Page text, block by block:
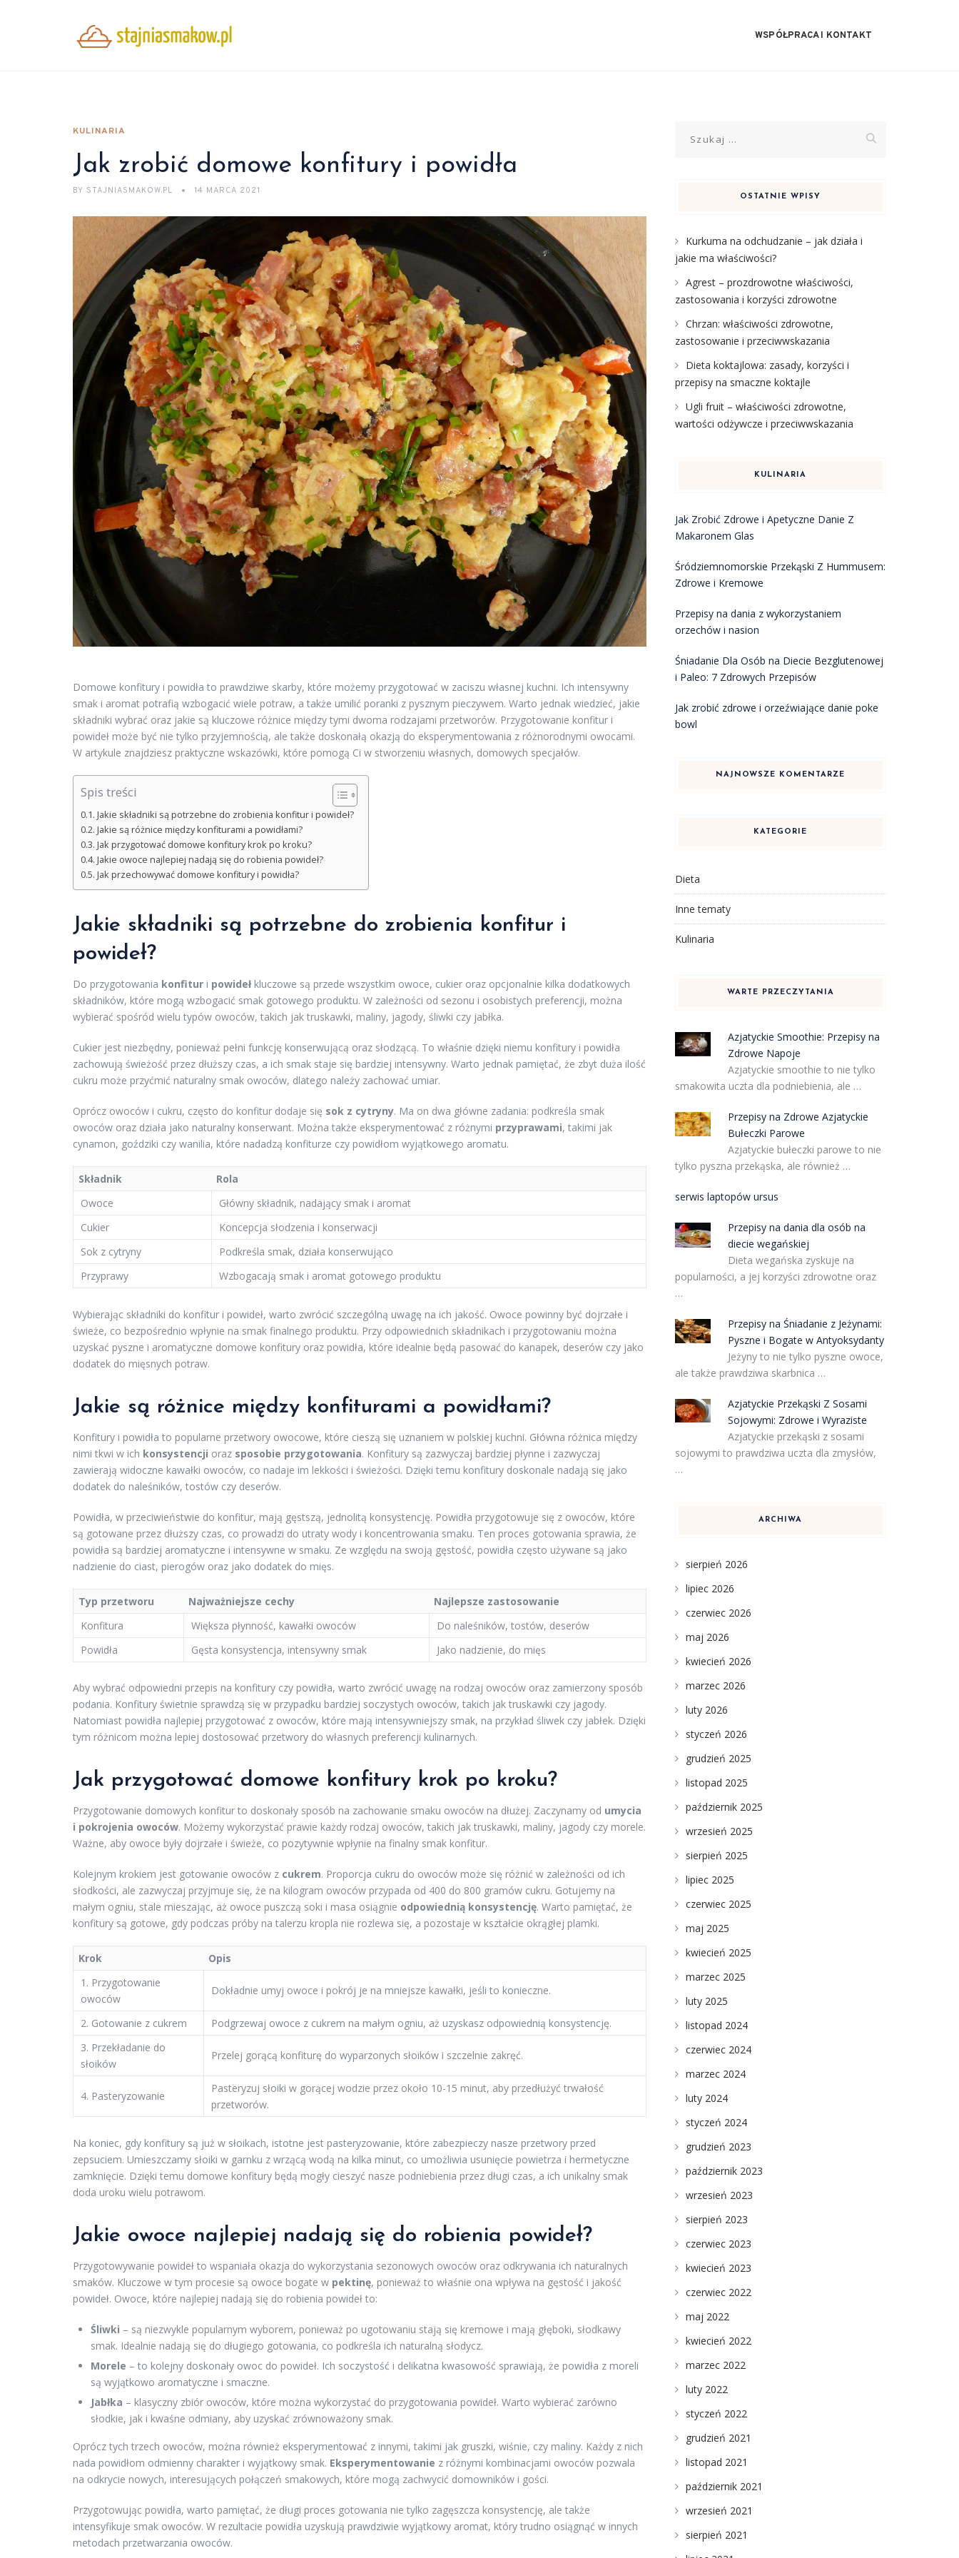
WSPÓŁPRACA I KONTAKT
KULINARIA
Jak zrobić domowe konfitury i powidła
BY STAJNIASMAKOW.PL 14 MARCA 2021
Domowe konfitury i powidła to prawdziwe skarby, które możemy przygotować w zaciszu własnej kuchni. Ich intensywny
smak i aromat potrafią wzbogacić wiele potraw, a także umilić poranki z pysznym pieczywem. Warto jednak wiedzieć, jakie
składniki wybrać oraz jakie są kluczowe różnice między tymi dwoma rodzajami przetworów. Przygotowanie konfitur i
powideł może być nie tylko przyjemnością, ale także doskonałą okazją do eksperymentowania z różnorodnymi owocami.
W artykule znajdziesz praktyczne wskazówki, które pomogą Ci w stworzeniu własnych, domowych specjałów.
Spis treści
Jakie składniki są potrzebne do zrobienia konfitur i powideł?
Jakie są różnice między konfiturami a powidłami?
Jak przygotować domowe konfitury krok po kroku?
Jakie owoce najlepiej nadają się do robienia powideł?
Jak przechowywać domowe konfitury i powidła?
Jakie składniki są potrzebne do zrobienia konfitur i
powideł?
Do przygotowania konfitur i powidełkluczowe są przede wszystkim owoce, cukier oraz opcjonalnie kilka dodatkowych
składników, które mogą wzbogacić smak gotowego produktu. W zależności od sezonu i osobistych preferencji, można
wybierać spośród wielu typów owoców, takich jak truskawki, maliny, jagody, śliwki czy jabłka.
Cukier jest niezbędny, ponieważ pełni funkcję konserwującą oraz słodzącą. To właśnie dzięki niemu konfitury i powidła
zachowują świeżość przez dłuższy czas, a ich smak staje się bardziej intensywny. Warto jednak pamiętać, że zbyt duża ilość
cukru może przyćmić naturalny smak owoców, dlatego należy zachować umiar.
Oprócz owoców i cukru, często do konfitur dodaje się sok z cytryny. Ma on dwa główne zadania: podkreśla smak
owoców oraz działa jako naturalny konserwant. Można także eksperymentować z różnymi przyprawami, takimi jak
cynamon, goździki czy wanilia, które nadadzą konfiturze czy powidłom wyjątkowego aromatu.
Składnik
Rola
Owoce
Główny składnik, nadający smak i aromat
Cukier
Koncepcja słodzenia i konserwacji
Sok z cytryny
Podkreśla smak, działa konserwująco
Przyprawy
Wzbogacają smak i aromat gotowego produktu
Wybierając składniki do konfitur i powideł, warto zwrócić szczególną uwagę na ich jakość. Owoce powinny być dojrzałe i
świeże, co bezpośrednio wpłynie na smak finalnego produktu. Przy odpowiednich składnikach i przygotowaniu można
uzyskać pyszne i aromatyczne domowe konfitury oraz powidła, które idealnie będą pasować do kanapek, deserów czy jako
dodatek do mięsnych potraw.
Jakie są różnice między konfiturami a powidłami?
Konfitury i powidła to popularne przetwory owocowe, które cieszą się uznaniem w polskiej kuchni. Główna różnica między
nimi tkwi w ich konsystencji oraz sposobie przygotowania. Konfitury są zazwyczaj bardziej płynne i zazwyczaj
zawierają widoczne kawałki owoców, co nadaje im lekkości i świeżości. Dzięki temu konfitury doskonale nadają się jako
dodatek do naleśników, tostów czy deserów.
Powidła, w przeciwieństwie do konfitur, mają gęstszą, jednolitą konsystencję. Powidła przygotowuje się z owoców, które
są gotowane przez dłuższy czas, co prowadzi do utraty wody i koncentrowania smaku. Ten proces gotowania sprawia, że
powidła są bardziej aromatyczne i intensywne w smaku. Ze względu na swoją gęstość, powidła często używane są jako
nadzienie do ciast, pierogów oraz jako dodatek do mięs.
Typ przetworu Najważniejsze cechy
Najlepsze zastosowanie
Konfitura
Większa płynność, kawałki owoców
Do naleśników, tostów, deserów
Powidła
Gęsta konsystencja, intensywny smak Jako nadzienie, do mięs
Aby wybrać odpowiedni przepis na konfitury czy powidła, warto zwrócić uwagę na rodzaj owoców oraz zamierzony sposób
podania. Konfitury świetnie sprawdzą się w przypadku bardziej soczystych owoców, takich jak truskawki czy jagody.
Natomiast powidła najlepiej przygotować z owoców, które mają intensywniejszy smak, na przykład śliwek czy jabłek. Dzięki
tym różnicom można lepiej dostosować przetwory do własnych preferencji kulinarnych.
Jak przygotować domowe konfitury krok po kroku?
Przygotowanie domowych konfitur to doskonały sposób na zachowanie smaku owoców na dłużej. Zaczynamy od umycia
i pokrojenia owoców. Możemy wykorzystać prawie każdy rodzaj owoców, takich jak truskawki, maliny, jagody czy morele.
Ważne, aby owoce były dojrzałe i świeże, co pozytywnie wpłynie na finalny smak konfitur.
Kolejnym krokiem jest gotowanie owoców z cukrem. Proporcja cukru do owoców może się różnić w zależności od ich
słodkości, ale zazwyczaj przyjmuje się, że na kilogram owoców przypada od 400 do 800 gramów cukru. Gotujemy na
małym ogniu, stale mieszając, aż owoce puszczą soki i masa osiągnie odpowiednią konsystencję. Warto pamiętać, że
konfitury są gotowe, gdy podczas próby na talerzu kropla nie rozlewa się, a pozostaje w kształcie okrągłej plamki.
Krok
Opis
1. Przygotowanie
owoców
Dokładnie umyj owoce i pokrój je na mniejsze kawałki, jeśli to konieczne.
2. Gotowanie z cukrem
Podgrzewaj owoce z cukrem na małym ogniu, aż uzyskasz odpowiednią konsystencję.
3. Przekładanie do
słoików
Przelej gorącą konfiturę do wyparzonych słoików i szczelnie zakręć.
4. Pasteryzowanie
Pasteryzuj słoiki w gorącej wodzie przez około 10-15 minut, aby przedłużyć trwałość
przetworów.
Na koniec, gdy konfitury są już w słoikach, istotne jest pasteryzowanie, które zabezpieczy nasze przetwory przed
zepsuciem. Umieszczamy słoiki w garnku z wrzącą wodą na kilka minut, co umożliwia usunięcie powietrza i hermetyczne
zamknięcie. Dzięki temu domowe konfitury będą mogły cieszyć nasze podniebienia przez długi czas, a ich unikalny smak
doda uroku wielu potrawom.
Jakie owoce najlepiej nadają się do robienia powideł?
Przygotowywanie powideł to wspaniała okazja do wykorzystania sezonowych owoców oraz odkrywania ich naturalnych
smaków. Kluczowe w tym procesie są owoce bogate w pektinę, ponieważ to właśnie ona wpływa na gęstość i jakość
powideł. Owoce, które najlepiej nadają się do robienia powideł to:
Śliwki – są niezwykle popularnym wyborem, ponieważ po ugotowaniu stają się kremowe i mają głęboki, słodkawy
smak. Idealnie nadają się do długiego gotowania, co podkreśla ich naturalną słodycz.
Morele – to kolejny doskonały owoc do powideł. Ich soczystość i delikatna kwasowość sprawiają, że powidła z moreli
są wyjątkowo aromatyczne i smaczne.
Jabłka – klasyczny zbiór owoców, które można wykorzystać do przygotowania powideł. Warto wybierać zarówno
słodkie, jak i kwaśne odmiany, aby uzyskać zrównoważony smak.
Oprócz tych trzech owoców, można również eksperymentować z innymi, takimi jak gruszki, wiśnie, czy maliny. Każdy z nich
nada powidłom odmienny charakter i wyjątkowy smak. Eksperymentowanie z różnymi kombinacjami owoców pozwala
na odkrycie nowych, interesujących połączeń smakowych, które mogą zachwycić domowników i gości.
Przygotowując powidła, warto pamiętać, że długi proces gotowania nie tylko zagęszcza konsystencję, ale także
intensyfikuje smak owoców. W rezultacie powidła uzyskują prawdziwie wyjątkowy aromat, który trudno osiągnąć w innych
metodach przetwarzania owoców.
OSTATNIE WPISY
Kurkuma na odchudzanie – jak działa i
jakie ma właściwości?
Agrest – prozdrowotne właściwości,
zastosowania i korzyści zdrowotne
Chrzan: właściwości zdrowotne,
zastosowanie i przeciwwskazania
Dieta koktajlowa: zasady, korzyści i
przepisy na smaczne koktajle
Ugli fruit – właściwości zdrowotne,
wartości odżywcze i przeciwwskazania
KULINARIA
Jak Zrobić Zdrowe i Apetyczne Danie Z
Makaronem Glas
Śródziemnomorskie Przekąski Z Hummusem:
Zdrowe i Kremowe
Przepisy na dania z wykorzystaniem
orzechów i nasion
Śniadanie Dla Osób na Diecie Bezglutenowej
i Paleo: 7 Zdrowych Przepisów
Jak zrobić zdrowe i orzeźwiające danie poke
bowl
NAJNOWSZE KOMENTARZE
KATEGORIE
Dieta
Inne tematy
Kulinaria
WARTE PRZECZYTANIA
Azjatyckie Smoothie: Przepisy na
Zdrowe Napoje
Azjatyckie smoothie to nie tylko
smakowita uczta dla podniebienia, ale …
Przepisy na Zdrowe Azjatyckie
Bułeczki Parowe
Azjatyckie bułeczki parowe to nie
tylko pyszna przekąska, ale również …
serwis laptopów ursus
Przepisy na dania dla osób na
diecie wegańskiej
Dieta wegańska zyskuje na
popularności, a jej korzyści zdrowotne oraz
…
Przepisy na Śniadanie z Jeżynami:
Pyszne i Bogate w Antyoksydanty
Jeżyny to nie tylko pyszne owoce,
ale także prawdziwa skarbnica …
Azjatyckie Przekąski Z Sosami
Sojowymi: Zdrowe i Wyraziste
Azjatyckie przekąski z sosami
sojowymi to prawdziwa uczta dla zmysłów,
…
ARCHIWA
sierpień 2026
lipiec 2026
czerwiec 2026
maj 2026
kwiecień 2026
marzec 2026
luty 2026
styczeń 2026
grudzień 2025
listopad 2025
październik 2025
wrzesień 2025
sierpień 2025
lipiec 2025
czerwiec 2025
maj 2025
kwiecień 2025
marzec 2025
luty 2025
listopad 2024
czerwiec 2024
marzec 2024
luty 2024
styczeń 2024
grudzień 2023
październik 2023
wrzesień 2023
sierpień 2023
czerwiec 2023
kwiecień 2023
czerwiec 2022
maj 2022
kwiecień 2022
marzec 2022
luty 2022
styczeń 2022
grudzień 2021
listopad 2021
październik 2021
wrzesień 2021
sierpień 2021